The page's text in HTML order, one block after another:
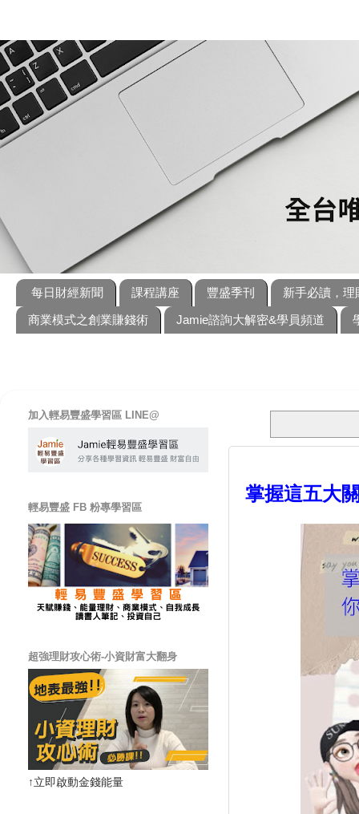
每日財經新聞 課程講座 豐盛季刊
新手必讀，理
商業模式之創業賺錢術
Jamie諮詢大解密&學員頻道
掌握這五大
加入輕易豐盛學習區 LINE@
輕易豐盛 FB 粉專學習區
超強理財攻心術-小資財富大翻身
↑立即啟動金錢能量